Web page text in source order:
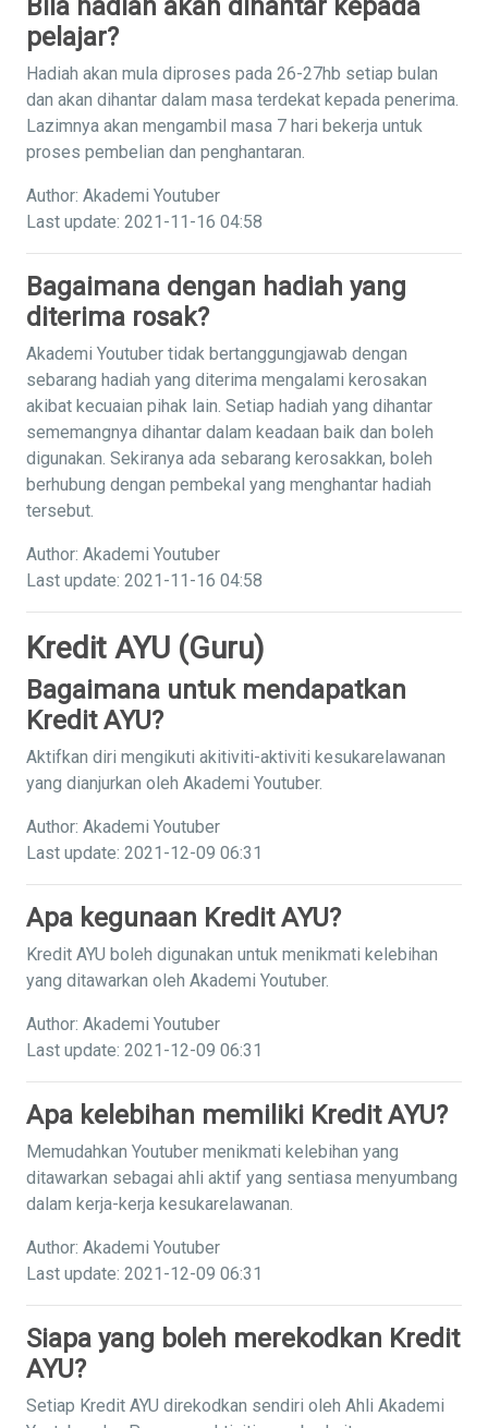
Bila hadiah akan dihantar kepada
pelajar?
Hadiah akan mula diproses pada 26-27hb setiap bulan
dan akan dihantar dalam masa terdekat kepada penerima.
Lazimnya akan mengambil masa 7 hari bekerja untuk
proses pembelian dan penghantaran.
Author: Akademi Youtuber
Last update: 2021-11-16 04:58
Bagaimana dengan hadiah yang
diterima rosak?
Akademi Youtuber tidak bertanggungjawab dengan
sebarang hadiah yang diterima mengalami kerosakan
akibat kecuaian pihak lain. Setiap hadiah yang dihantar
sememangnya dihantar dalam keadaan baik dan boleh
digunakan. Sekiranya ada sebarang kerosakkan, boleh
berhubung dengan pembekal yang menghantar hadiah
tersebut.
Author: Akademi Youtuber
Last update: 2021-11-16 04:58
Kredit AYU (Guru)
Bagaimana untuk mendapatkan
Kredit AYU?
Aktifkan diri mengikuti akitiviti-aktiviti kesukarelawanan
yang dianjurkan oleh Akademi Youtuber.
Author: Akademi Youtuber
Last update: 2021-12-09 06:31
Apa kegunaan Kredit AYU?
Kredit AYU boleh digunakan untuk menikmati kelebihan
yang ditawarkan oleh Akademi Youtuber.
Author: Akademi Youtuber
Last update: 2021-12-09 06:31
Apa kelebihan memiliki Kredit AYU?
Memudahkan Youtuber menikmati kelebihan yang
ditawarkan sebagai ahli aktif yang sentiasa menyumbang
dalam kerja-kerja kesukarelawanan.
Author: Akademi Youtuber
Last update: 2021-12-09 06:31
Siapa yang boleh merekodkan Kredit
AYU?
Setiap Kredit AYU direkodkan sendiri oleh Ahli Akademi